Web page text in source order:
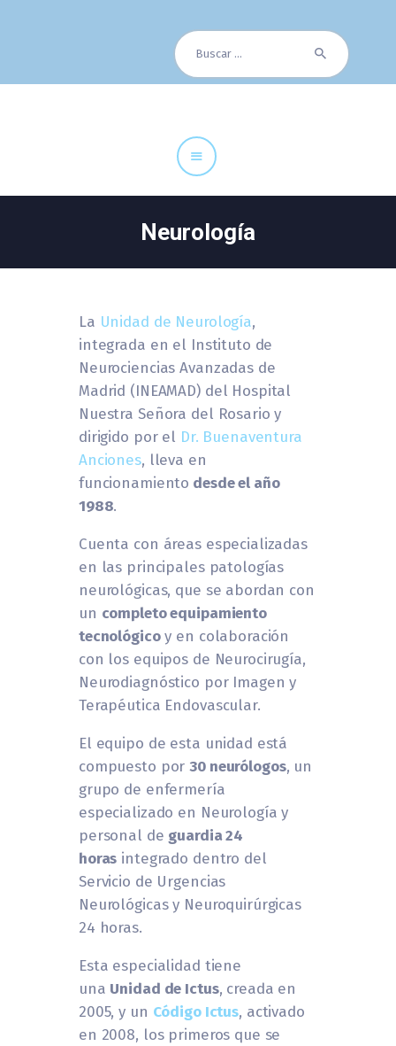
Buscar:
Neurología
Cuadro Médico
Especialidades
La Unidad de Neurología,
integrada en el Instituto de
Neurociencias Avanzadas de
Madrid (INEAMAD) del Hospital
Nuestra Señora del Rosario y
dirigido por el Dr. Buenaventura
Anciones, lleva en
funcionamiento desde el año
1988.
Cuenta con áreas especializadas
en las principales patologías
neurológicas, que se abordan con
un completo equipamiento
tecnológicoy en colaboración
con los equipos de Neurocirugía,
Neurodiagnóstico por Imagen y
Terapéutica Endovascular.
El equipo de esta unidad está
compuesto por30 neurólogos, un
grupo de enfermería
especializado en Neurología y
personal de guardia 24
horas integrado dentro del
Servicio de Urgencias
Neurológicas y Neuroquirúrgicas
24 horas.
Esta especialidad tiene
una Unidad de Ictus, creada en
2005, y un Código Ictus, activado
en 2008, los primeros que se